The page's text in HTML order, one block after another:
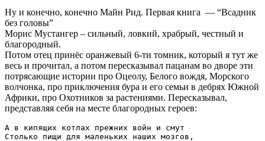
Ну и конечно, конечно Майн Рид. Первая книга — “Всадник
без головы”
Морис Мустангер – сильный, ловкий, храбрый, честный и
благородный.
Потом отец принёс оранжевый 6-ти томник, который я тут же
весь и прочитал, а потом пересказывал пацанам во дворе эти
потрясающие истории про Оцеолу, Белого вождя, Морского
волчонка, про приключения бура и его семьи в дебрях Южной
Африки, про Охотников за растениями. Пересказывал,
представляя себя на месте благородных героев:
А в кипящих котлах прежних войн и смут
Столько пищи для маленьких наших мозгов,